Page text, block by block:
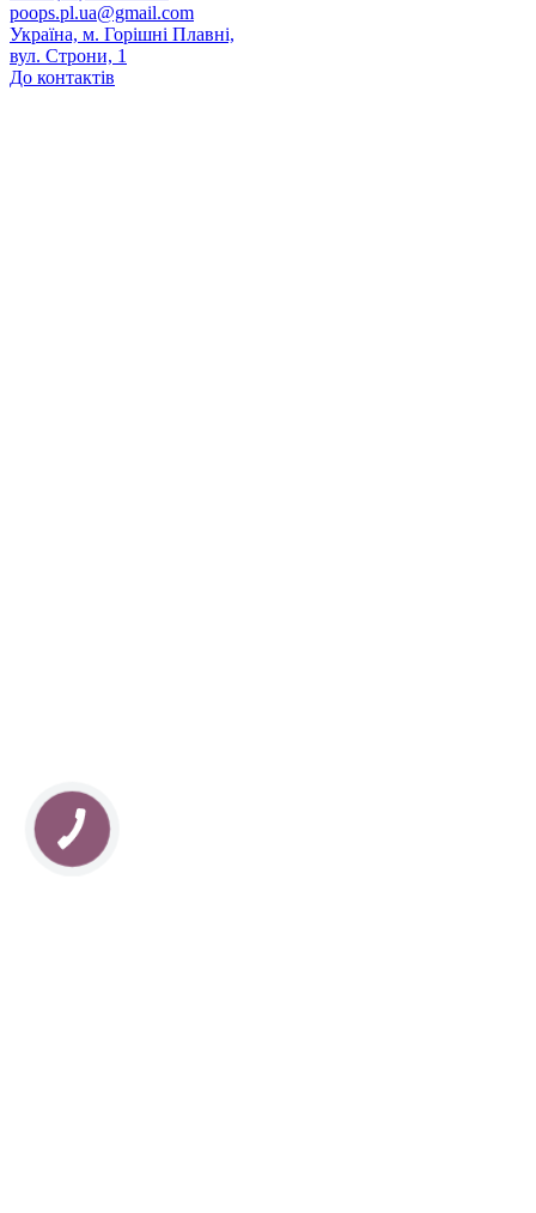
poops.pl.ua@gmail.com
Україна, м. Горішні Плавні,
вул. Строни, 1
До контактів